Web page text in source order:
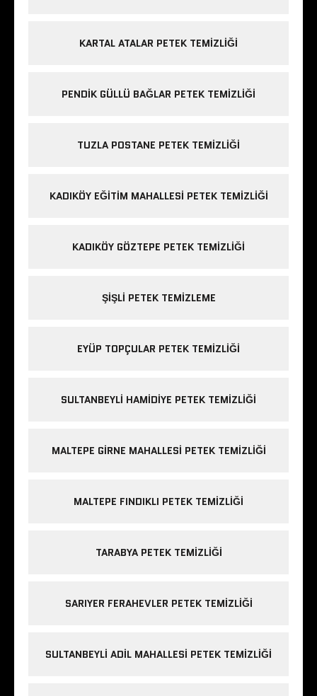
KARTAL ATALAR PETEK TEMIZLIĞI
PENDIK GÜLLÜ BAĞLAR PETEK TEMIZLIĞI
TUZLA POSTANE PETEK TEMIZLIĞI
KADIKÖY EĞITIM MAHALLESI PETEK TEMIZLIĞI
KADIKÖY GÖZTEPE PETEK TEMIZLIĞI
ŞIŞLI PETEK TEMIZLEME
EYÜP TOPÇULAR PETEK TEMIZLIĞI
SULTANBEYLI HAMIDIYE PETEK TEMIZLIĞI
MALTEPE GIRNE MAHALLESI PETEK TEMIZLIĞI
MALTEPE FINDIKLI PETEK TEMIZLIĞI
TARABYA PETEK TEMIZLIĞI
SARIYER FERAHEVLER PETEK TEMIZLIĞI
SULTANBEYLI ADIL MAHALLESI PETEK TEMIZLIĞI